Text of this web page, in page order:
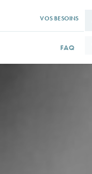
FAQ
VOS BESOINS